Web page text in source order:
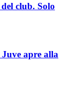
club. Solo
apre alla